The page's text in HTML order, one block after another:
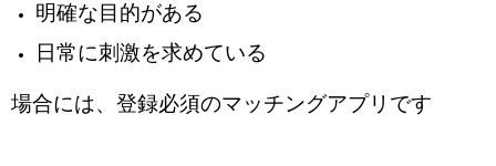
明確な目的がある
日常に刺激を求めている
場合には、登録必須のマッチングアプリです